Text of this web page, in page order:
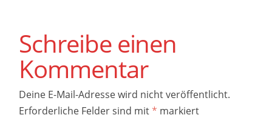
Schreibe einen
Kommentar
Deine E-Mail-Adresse wird nicht veröffentlicht.
Erforderliche Felder sind mit * markiert